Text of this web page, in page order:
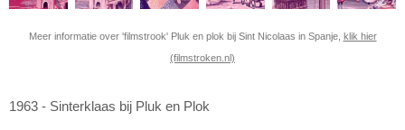
Meer informatie over 'filmstrook' Pluk en plok bij Sint Nicolaas in Spanje, klik hier
(filmstroken.nl)
1963 - Sinterklaas bij Pluk en Plok